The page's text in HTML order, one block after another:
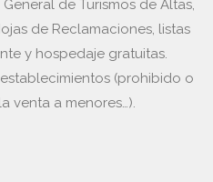
de Turismos de Altas,
de Reclamaciones, listas
y hospedaje gratuitas.
(prohibido o
venta a menores…).